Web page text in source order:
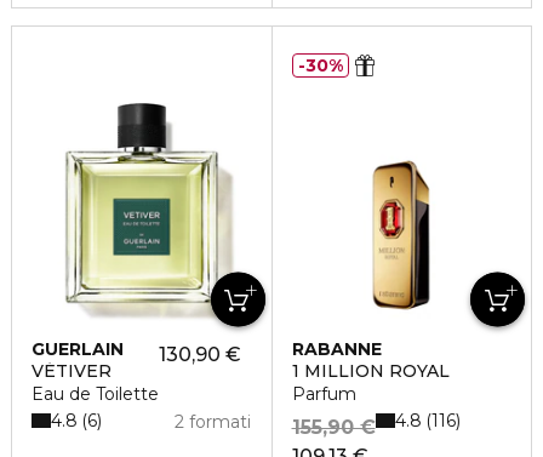
GUERLAIN
VÉTIVER
Eau de Toilette
130,90 €
2 formati
4.8 6
RABANNE
1 MILLION ROYAL
Parfum
155,90 € 4.8 116
30%